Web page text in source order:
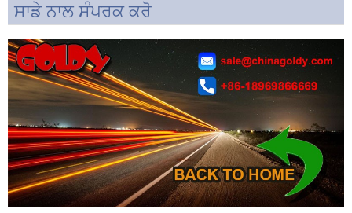
ਸਾਡੇ ਨਾਲ ਸੰਪਰਕ ਕਰੋ